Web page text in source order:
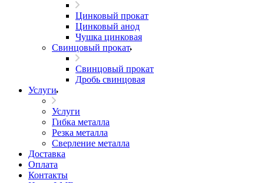
Цинковый прокат
Цинковый анод
Чушка цинковая
Свинцовый прокат
Свинцовый прокат
Дробь свинцовая
Услуги
Услуги
Гибка металла
Резка металла
Сверление металла
Доставка
Оплата
Контакты